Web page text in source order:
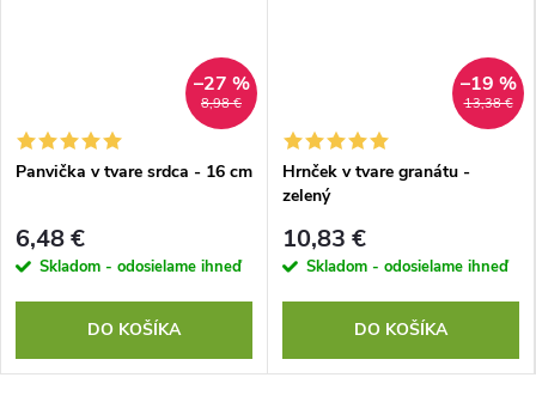
8,98 €
–27 %
Panvička v tvare srdca - 16 cm
6,48 €
Skladom - odosielame ihneď
DO KOŠÍKA
13,38 €
–19 %
Hrnček v tvare granátu -
zelený
10,83 €
Skladom - odosielame ihneď
DO KOŠÍKA